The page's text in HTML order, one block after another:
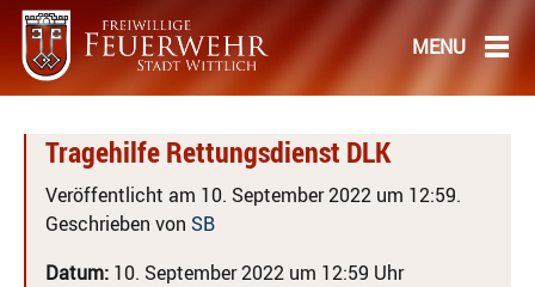
Tragehilfe Rettungsdienst DLK
Veröffentlicht am 10. September 2022 um 12:59.
Geschrieben von SB
Datum: 10. September 2022 um 12:59 Uhr